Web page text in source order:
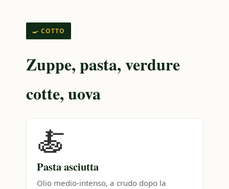
🍳 COTTO
Zuppe, pasta, verdure
cotte, uova
🍝
Pasta asciutta
Olio medio-intenso, a crudo dopo la